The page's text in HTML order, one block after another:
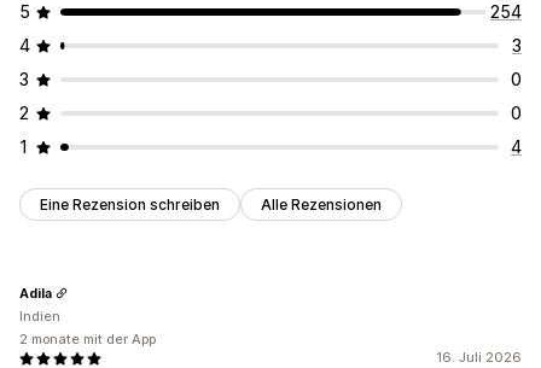
5
254
4
3
3
0
2
0
1
4
Eine Rezension schreiben Alle Rezensionen
16. Juli 2026
Adila
Indien
2 monate mit der App